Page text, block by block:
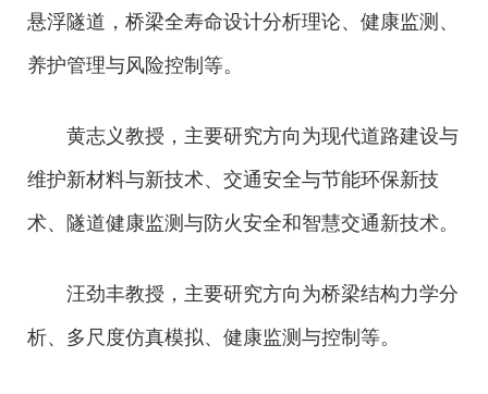
悬浮隧道，桥梁全寿命设计分析理论、健康监测、
养护管理与风险控制等。
黄志义教授，主要研究方向为现代道路建设与
维护新材料与新技术、交通安全与节能环保新技
术、隧道健康监测与防火安全和智慧交通新技术。
汪劲丰教授，主要研究方向为桥梁结构力学分
析、多尺度仿真模拟、健康监测与控制等。